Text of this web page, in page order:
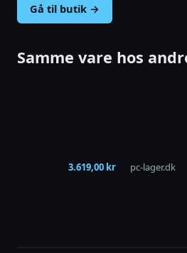
Gå til butik →
Samme vare hos
3.619,00 kr pc-lager.dk